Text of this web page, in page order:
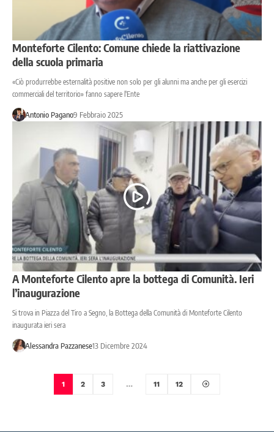
Monteforte Cilento: Comune chiede la riattivazione
della scuola primaria
«Ciò produrrebbe esternalità positive non solo per gli alunni ma anche per gli esercizi
commerciali del territorio» fanno sapere l'Ente
Antonio Pagano9 Febbraio 2025
A Monteforte Cilento apre la bottega di Comunità. Ieri
l’inaugurazione
Si trova in Piazza del Tiro a Segno, la Bottega della Comunità di Monteforte Cilento
inaugurata ieri sera
Alessandra Pazzanese13 Dicembre 2024
1 2 3 … 11 12